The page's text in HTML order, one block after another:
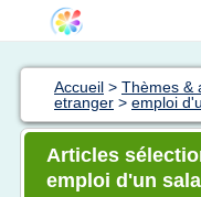
Accueil > Thèmes &
etranger > emploi
Articles
emploi d'un